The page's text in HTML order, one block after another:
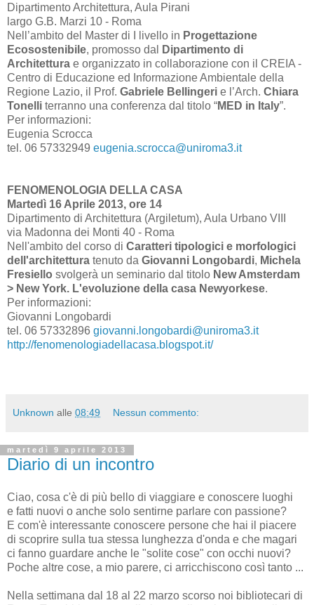
Dipartimento Architettura, Aula Pirani
largo G.B. Marzi 10 - Roma
Nell’ambito del Master di I livello in Progettazione
Ecosostenibile, promosso dal
Dipartimento di
Architettura e organizzato in collaborazione con il CREIA -
Centro di Educazione ed Informazione Ambientale della
Regione Lazio, il Prof. Gabriele Bellingeri e l’Arch. Chiara
Tonelli terranno una conferenza dal titolo “MED in Italy”.
Per informazioni:
Eugenia Scrocca
tel. 06 57332949 eugenia.scrocca@uniroma3.it
FENOMENOLOGIA DELLA CASA
Martedì 16 Aprile 2013, ore 14
Dipartimento di Architettura (Argiletum), Aula Urbano VIII
via Madonna dei Monti 40 - Roma
Nell'ambito del corso di Caratteri tipologici e morfologici
dell'architettura tenuto da Giovanni Longobardi, Michela
Fresiello svolgerà un seminario dal titolo New Amsterdam
> New York. L'evoluzione della casa Newyorkese.
Per informazioni:
Giovanni Longobardi
tel. 06 57332896 giovanni.longobardi@uniroma3.it
http://fenomenologiadellacasa.blogspot.it/
Unknown alle 08:49 Nessun commento:
martedì 9 aprile 2013
Diario di un incontro
Ciao, cosa c'è di più bello di viaggiare e conoscere luoghi
e fatti nuovi o anche solo sentirne parlare con passione?
E com'è interessante conoscere persone che hai il piacere
di scoprire sulla tua stessa lunghezza d'onda e che magari
ci fanno guardare anche le "solite cose" con occhi nuovi?
Poche altre cose, a mio parere, ci arricchiscono così tanto ...
Nella settimana dal 18 al 22 marzo scorso noi bibliotecari di